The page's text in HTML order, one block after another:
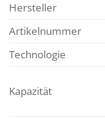
Hersteller
Artikelnummer
Technologie
Kapazität